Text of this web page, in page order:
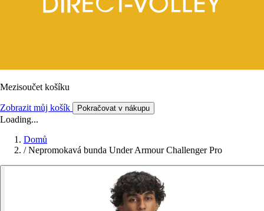
Mezisoučet košíku
Zobrazit můj košík Pokračovat v nákupu
Loading...
Domů
/ Nepromokavá bunda Under Armour Challenger Pro